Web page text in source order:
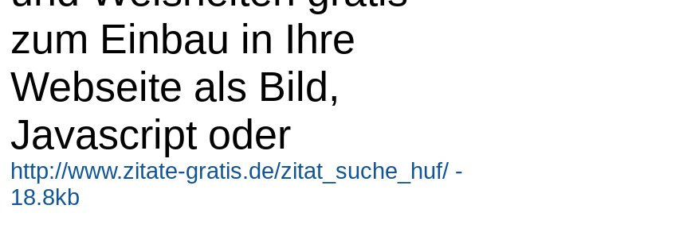
zum Einbau in Ihre
Webseite als Bild,
Javascript oder
http://www.zitate-gratis.de/zitat_suche_huf/ -
18.8kb